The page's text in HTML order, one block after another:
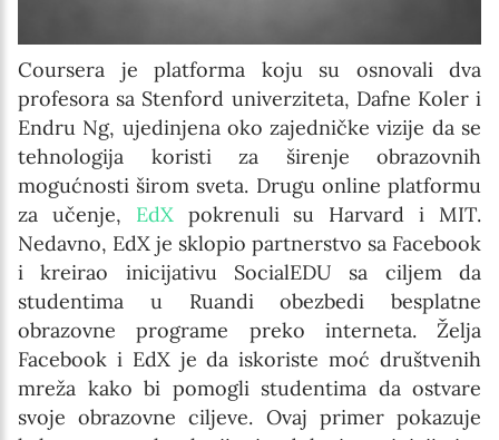
Coursera je platforma koju su osnovali dva
profesora sa Stenford univerziteta, Dafne Koler i
Endru Ng, ujedinjena oko zajedničke vizije da se
tehnologija koristi za širenje obrazovnih
mogućnosti širom sveta. Drugu online platformu
za učenje, EdX pokrenuli su Harvard i MIT.
Nedavno, EdX je sklopio partnerstvo sa Facebook
i kreirao inicijativu SocialEDU sa ciljem da
studentima u Ruandi obezbedi besplatne
obrazovne programe preko interneta. Želja
Facebook i EdX je da iskoriste moć društvenih
mreža kako bi pomogli studentima da ostvare
svoje obrazovne ciljeve. Ovaj primer pokazuje